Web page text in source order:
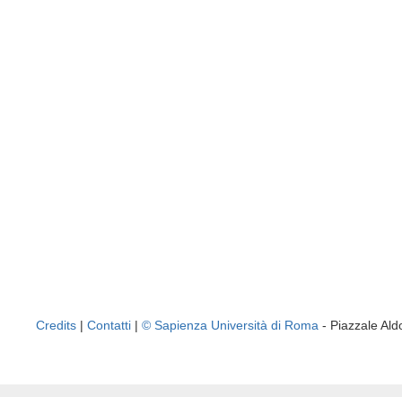
Credits | Contatti | © Sapienza Università di Roma - Piazzale